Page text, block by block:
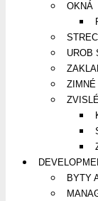
OKNÁ
UROB
BYTY